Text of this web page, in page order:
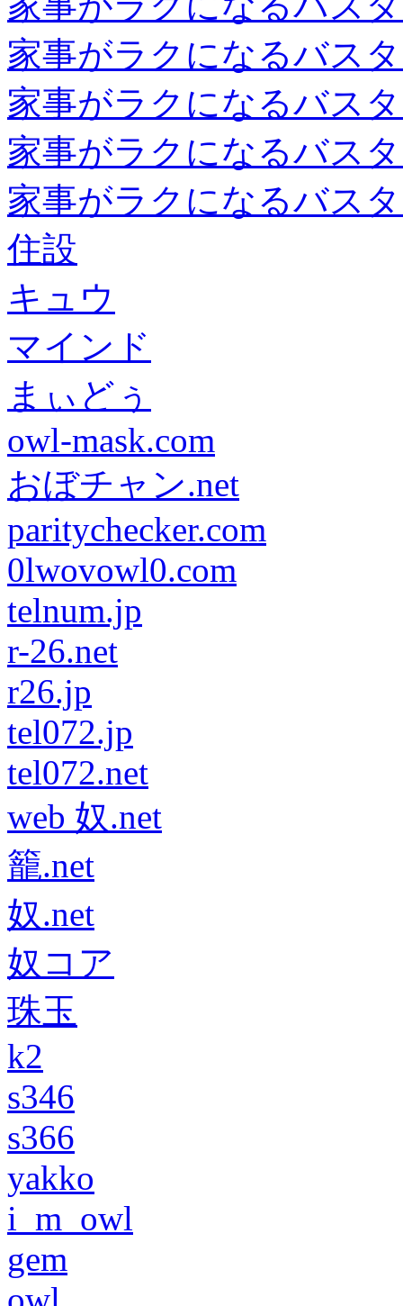
家事がラクになるバス
家事がラクになるバス
家事がラクになるバス
家事がラクになるバス
住設
キュウ
マインド
まぃどぅ
owl-mask.com
おぼチャン.net
paritychecker.com
0lwovowl0.com
telnum.jp
r-26.net
r26.jp
tel072.jp
tel072.net
web 奴.net
籠.net
奴.net
奴コア
珠玉
k2
s346
s366
yakko
i_m_owl
gem